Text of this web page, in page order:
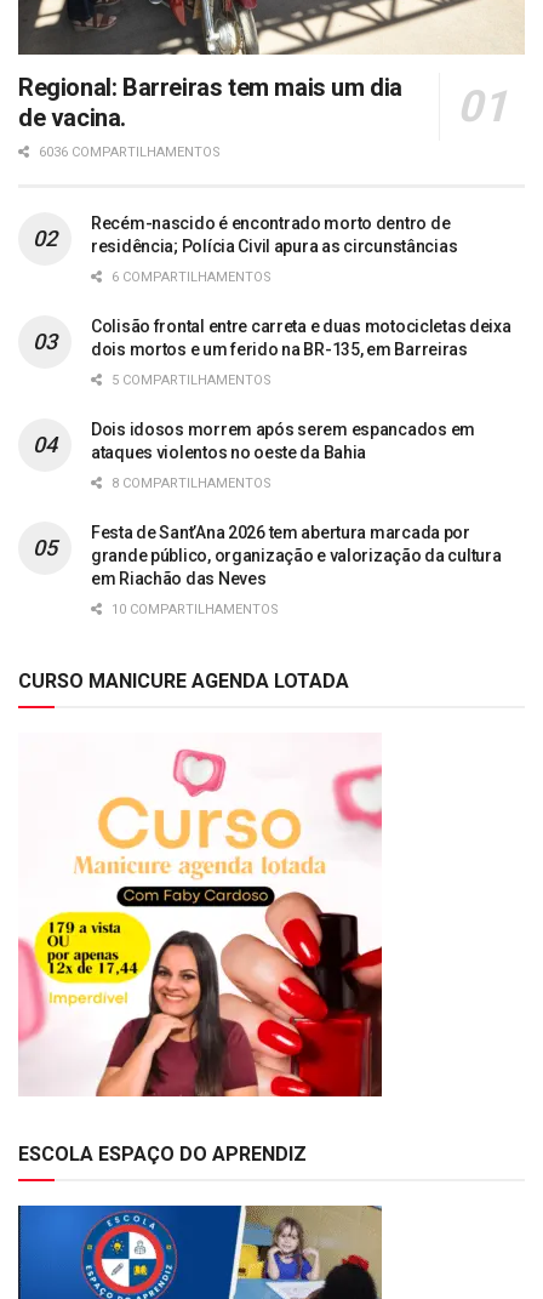
Regional: Barreiras tem mais um dia
de vacina.
6036 COMPARTILHAMENTOS
Recém-nascido é encontrado morto dentro de
residência; Polícia Civil apura as circunstâncias
6 COMPARTILHAMENTOS
Colisão frontal entre carreta e duas motocicletas deixa
dois mortos e um ferido na BR-135, em Barreiras
5 COMPARTILHAMENTOS
Dois idosos morrem após serem espancados em
ataques violentos no oeste da Bahia
8 COMPARTILHAMENTOS
Festa de Sant’Ana 2026 tem abertura marcada por
grande público, organização e valorização da cultura
em Riachão das Neves
10 COMPARTILHAMENTOS
CURSO MANICURE AGENDA LOTADA
ESCOLA ESPAÇO DO APRENDIZ